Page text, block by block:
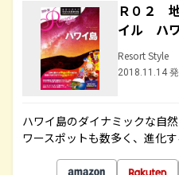
Ｒ０２
イル ハ
Resort Style
2018.11.14
ハワイ島のダイナミックな自
ワースポットも数多く、進化